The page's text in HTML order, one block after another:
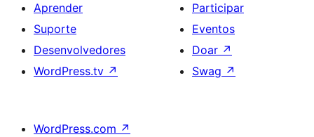
Aprender
Suporte
Desenvolvedores
WordPress.tv ↗
Participar
Eventos
Doar ↗
Swag ↗
WordPress.com ↗